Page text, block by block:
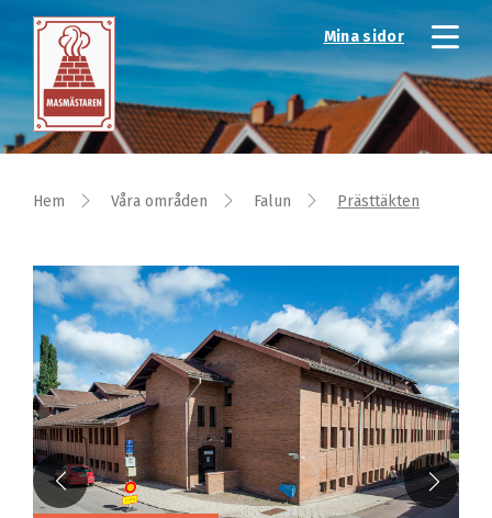
Mina sidor
Hem Våra områden Falun Prästtäkten